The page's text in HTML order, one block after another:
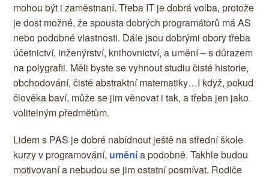
mohou být i zaměstnaní. Třeba IT je dobrá volba, protože
je dost možné, že spousta dobrých programátorů má AS
nebo podobné vlastnosti. Dále jsou dobrými obory třeba
účetnictví, inženýrství, knihovnictví, a umění – s důrazem
na polygrafii. Měli byste se vyhnout studiu čisté historie,
obchodování, čisté abstraktní matematiky…I když, pokud
člověka baví, může se jim věnovat i tak, a třeba jen jako
volitelným předmětům.
Lidem s PAS je dobré nabídnout ještě na střední škole
kurzy v programování, uměnía podobně. Takhle budou
motivovaní a nebudou se jim ostatní posmívat. Rodiče